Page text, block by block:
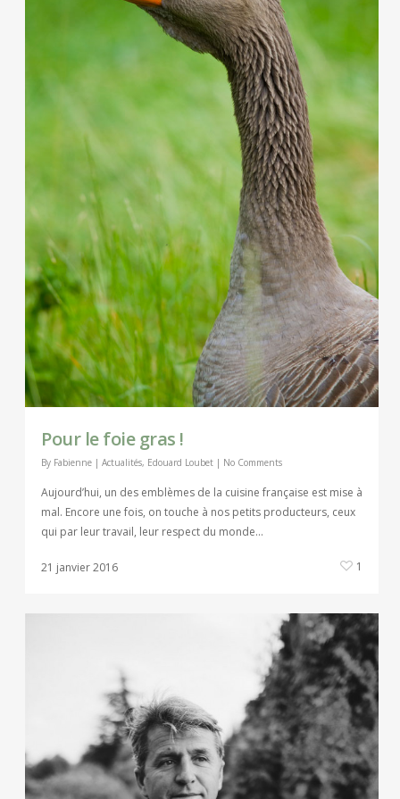
Pour le foie gras !
By Fabienne | Actualités, Edouard Loubet | No Comments
Aujourd’hui, un des emblèmes de la cuisine française est mise à
mal. Encore une fois, on touche à nos petits producteurs, ceux
qui par leur travail, leur respect du monde…
21 janvier 2016 1